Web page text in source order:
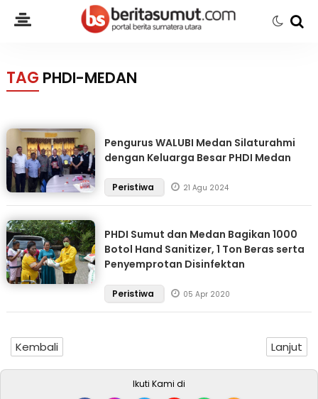
TAG PHDI-MEDAN
Pengurus WALUBI Medan Silaturahmi
dengan Keluarga Besar PHDI Medan
Peristiwa 21 Agu 2024
PHDI Sumut dan Medan Bagikan 1000
Botol Hand Sanitizer, 1 Ton Beras serta
Penyemprotan Disinfektan
Peristiwa 05 Apr 2020
Kembali Lanjut
Ikuti Kami di